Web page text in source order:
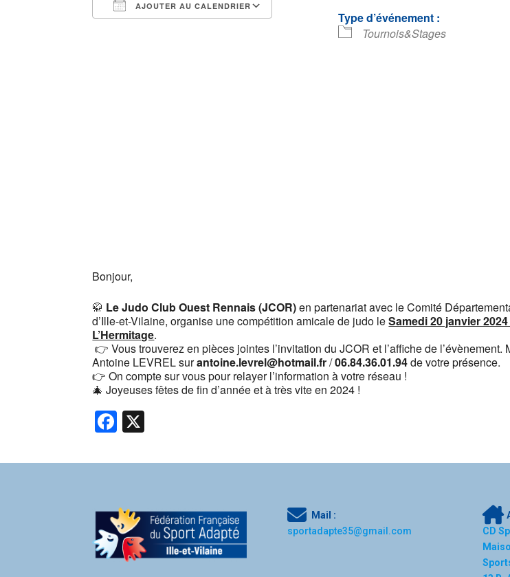
AJOUTER AU CALENDRIER
Calendrier Google
Type d’événement :
Tournois&Stages
Bonjour,
🥋 Le Judo Club Ouest Rennais (JCOR)en partenariat avec le Comité
d’Ille-et-Vilaine, organise une compétition amicale de judo leSamedi 20 janvier
L’Hermitage.
👉 Vous trouverez en pièces jointes l’invitation du JCOR et l’affiche de l’évènement.
Antoine LEVREL surantoine.levrel@hotmail.fr/06.84.36.01.94de votre présence.
👉 On compte sur vous pour relayer l’information à votre réseau !
🎄 Joyeuses fêtes de fin d’année et à très vite en 2024 !
Facebook
Mail :
sportadapte35@gmail.com
CD